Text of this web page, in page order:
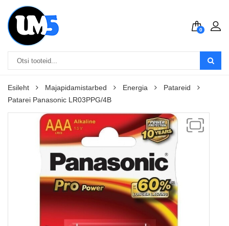
0
Esileht Majapidamistarbed Energia
Patareid
Patarei Panasonic LR03PPG/4B